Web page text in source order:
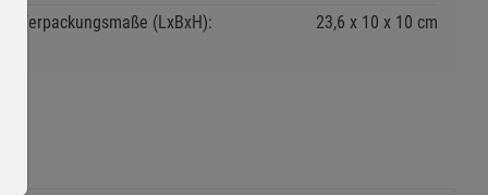
Verpackungsmaße (LxBxH):
23,6 10 10 cm